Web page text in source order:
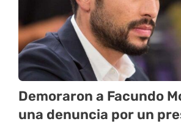
Demoraron a Facundo
una denuncia por un